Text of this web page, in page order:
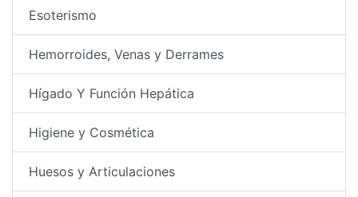
Esoterismo
Hemorroides, Venas y Derrames
Hígado Y Función Hepática
Higiene y Cosmética
Huesos y Articulaciones